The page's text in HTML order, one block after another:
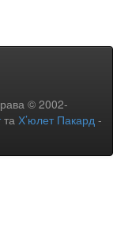
© 2002-
та Х’юлет Пакард -